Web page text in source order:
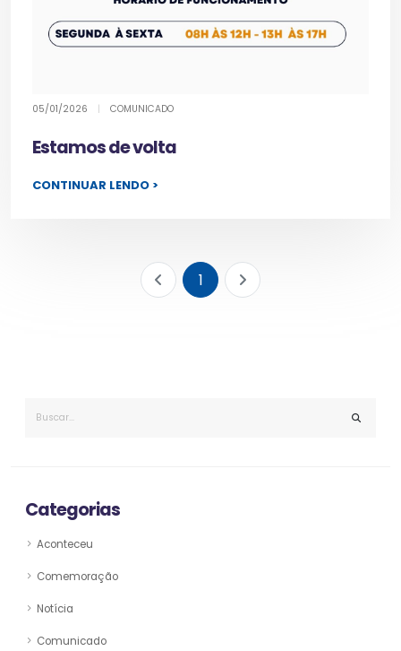
05/01/2026 COMUNICADO
Estamos de volta
CONTINUAR LENDO >
1
Categorias
Aconteceu
Comemoração
Notícia
Comunicado